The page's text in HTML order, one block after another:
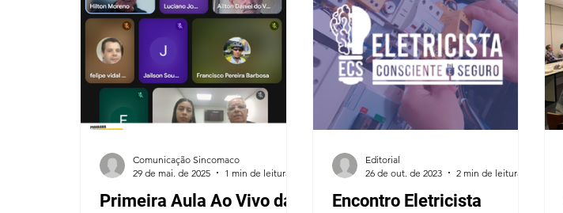
Primeira Aula Ao Vivo da
Comunicação Sincomaco
29 de mai. de 2025
1 min de leitura
Encontro Eletricista
Editorial
26 de out. de 2023
2 min de leitura